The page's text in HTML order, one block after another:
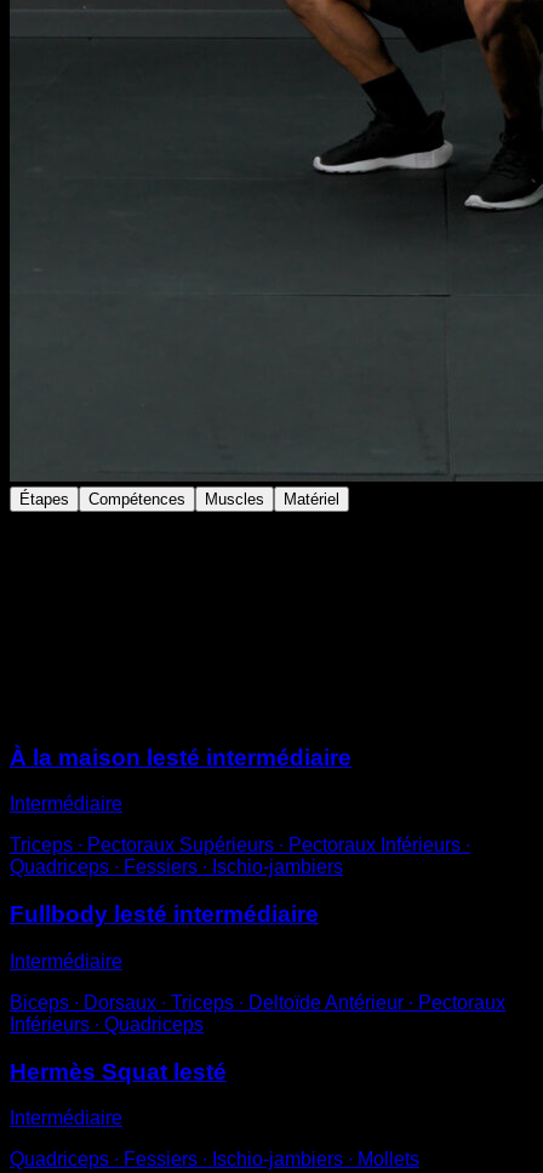
Étapes Compétences Muscles Matériel
À la maison lesté intermédiaire
Intermédiaire
Triceps ∙ Pectoraux Supérieurs ∙ Pectoraux Inférieurs ∙
Quadriceps ∙ Fessiers ∙ Ischio-jambiers
Fullbody lesté intermédiaire
Intermédiaire
Biceps ∙ Dorsaux ∙ Triceps ∙ Deltoïde Antérieur ∙ Pectoraux
Inférieurs ∙ Quadriceps
Hermès Squat lesté
Intermédiaire
Quadriceps ∙ Fessiers ∙ Ischio-jambiers ∙ Mollets